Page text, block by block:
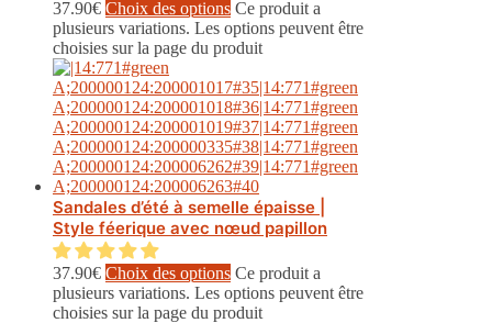
37.90€ Choix des options Ce produit a
plusieurs variations. Les options peuvent être
choisies sur la page du produit
Sandales d’été à semelle épaisse |
Style féerique avec nœud papillon
37.90€ Choix des options Ce produit a
plusieurs variations. Les options peuvent être
choisies sur la page du produit